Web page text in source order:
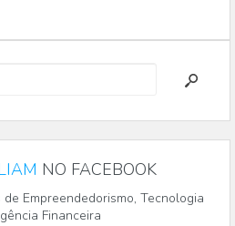
NO FACEBOOK
Empreendedorismo, Tecnologia
Financeira